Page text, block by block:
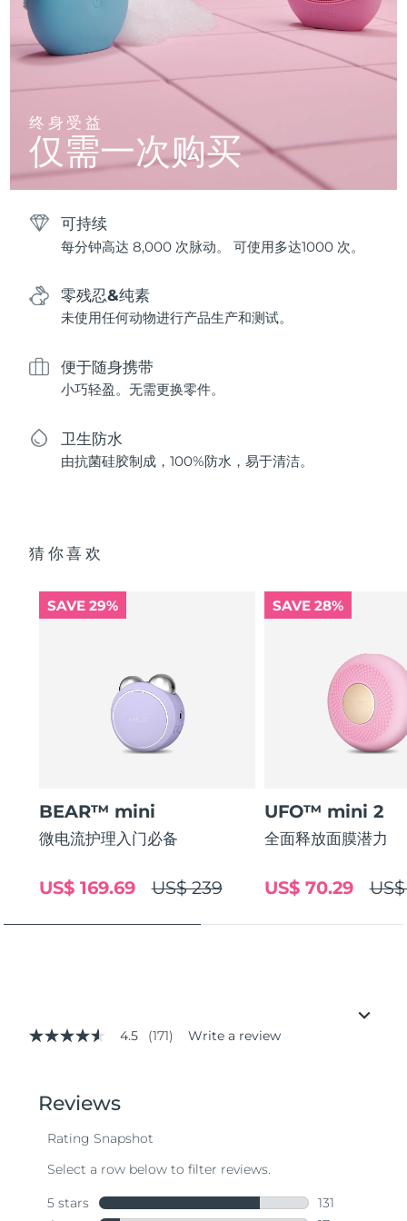
终身受益
仅需一次购买
可持续
每分钟高达 8,000 次脉动。 可使用多达1000 次。
零残忍&纯素
未使用任何动物进行产品生产和测试。
便于随身携带
小巧轻盈。无需更换零件。
卫生防水
由抗菌硅胶制成，100%防水，易于清洁。
猜你喜欢
SAVE 29%
BEAR™ mini
微电流护理入门必备
US$ 239
US$ 169.69
SAVE 28%
UFO™ mini 2
全面释放面膜潜力
US$ 70.29
4.5
stars,
average
value.
171
Same
page
4.5 (171) Write a review